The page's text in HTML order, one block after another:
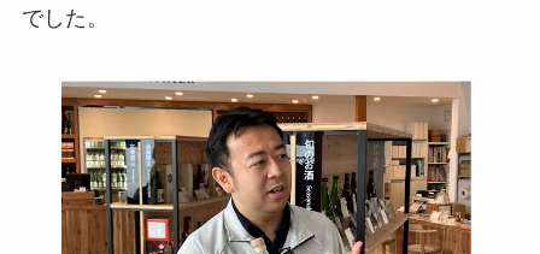
でした。